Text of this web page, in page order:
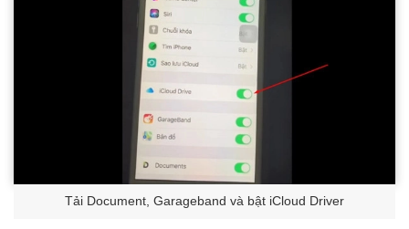
Tải Document, Garageband và bật iCloud Driver